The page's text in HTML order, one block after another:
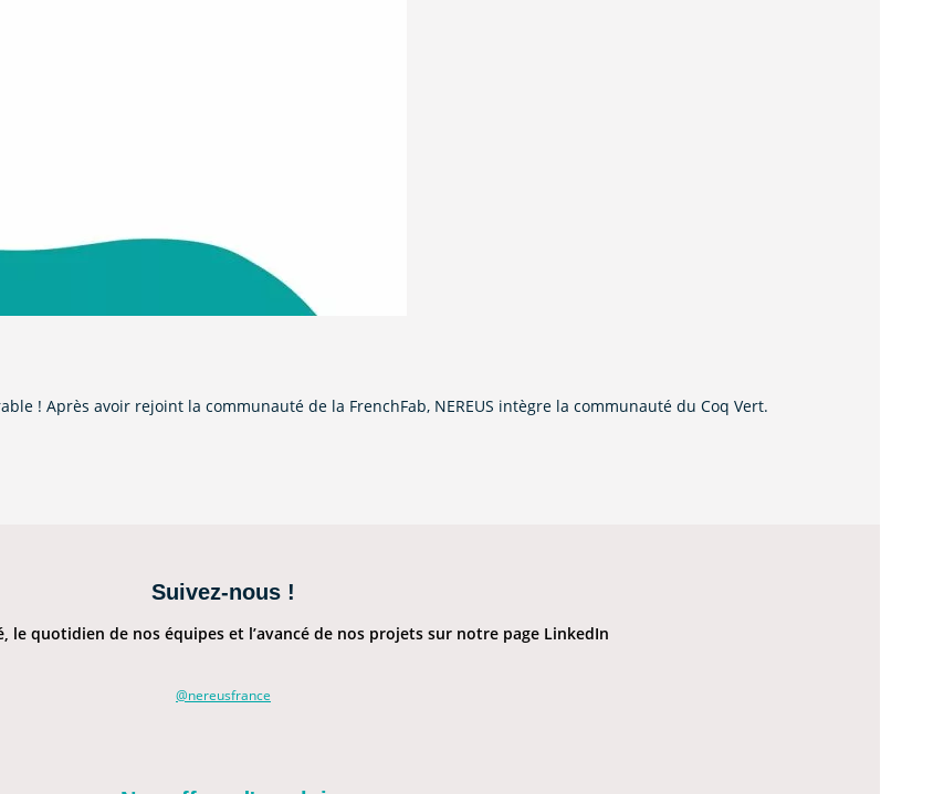
! Après avoir rejoint la communauté de la FrenchFab, NEREUS intègre la communauté du Coq Vert.
Suivez-nous !
le quotidien de nos équipes et l’avancé de nos projets sur notre page LinkedIn
@nereusfrance